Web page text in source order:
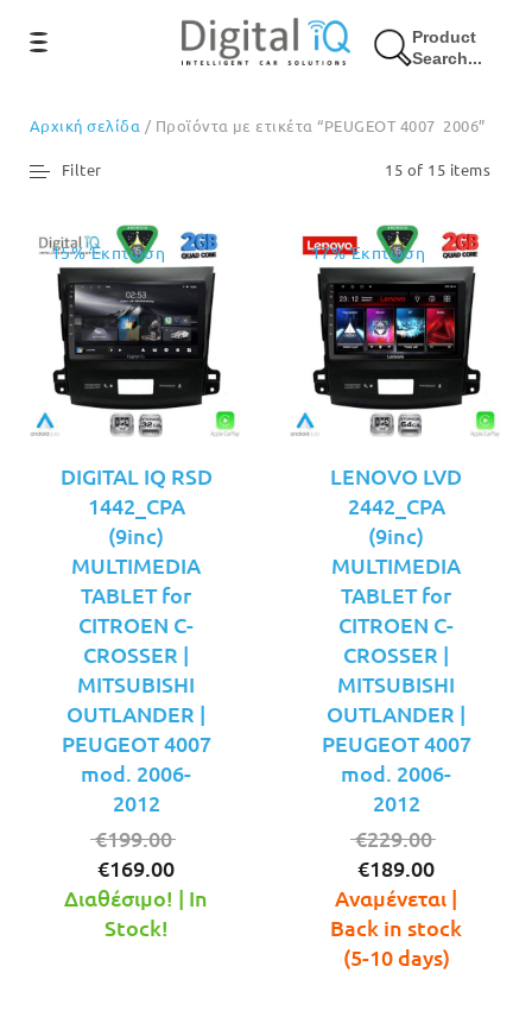
Product
Search...
Αρχική σελίδα / Προϊόντα με ετικέτα “PEUGEOT 4007 2006”
15 of 15 items
Filter
15% Έκπτωση
DIGITAL IQ RSD
1442_CPA
(9inc)
MULTIMEDIA
TABLET for
CITROEN C-
CROSSER |
MITSUBISHI
OUTLANDER |
PEUGEOT 4007
mod. 2006-
2012
€199.00
was:
€169.00
τρέχουσα
Διαθέσιμο! | In
Stock!
17% Έκπτωση
LENOVO LVD
2442_CPA
(9inc)
MULTIMEDIA
TABLET for
CITROEN C-
CROSSER |
MITSUBISHI
OUTLANDER |
PEUGEOT 4007
mod. 2006-
2012
€229.00
was:
€229.00.
€189.00
τρέχουσα
τιμή
είναι:
Αναμένεται |
Back in stock
(5-10 days)